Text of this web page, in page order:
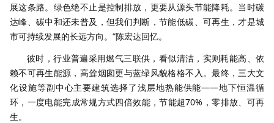
展这条路。绿色绝不止是控制排放，更要从源头节能降耗。当时碳
达峰、碳中和还未普及，但我们判断，节能低碳、可再生，才是城
市可持续发展的长远方向。”陈宏达回忆。
彼时，行业普遍采用燃气三联供，看似清洁，实则耗能高、依
赖不可再生能源，高耸烟囱更与蓝绿风貌格格不入。最终，三大文
化设施等副中心主要建筑选择了浅层地热能供能——地下恒温循
环，一度电能完成常规方式四倍效能，节能超70%，零排放、可再
生。